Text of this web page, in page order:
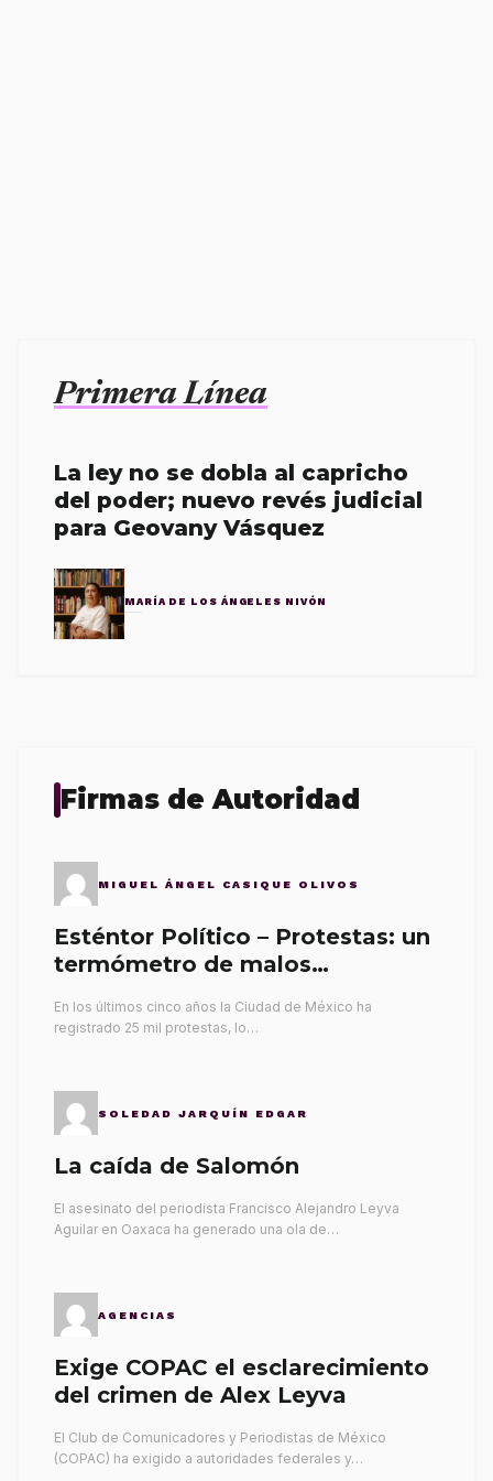
Primera Línea
La ley no se dobla al capricho
del poder; nuevo revés judicial
para Geovany Vásquez
MARÍA DE LOS ÁNGELES NIVÓN
Firmas de Autoridad
MIGUEL ÁNGEL CASIQUE OLIVOS
Esténtor Político – Protestas: un
termómetro de malos
En los últimos cinco años la Ciudad de México ha
registrado 25 mil protestas, lo…
SOLEDAD JARQUÍN EDGAR
La caída de Salomón
El asesinato del periodista Francisco Alejandro Leyva
Aguilar en Oaxaca ha generado una ola de…
AGENCIAS
Exige COPAC el esclarecimiento
del crimen de Alex Leyva
El Club de Comunicadores y Periodistas de México
(COPAC) ha exigido a autoridades federales y…